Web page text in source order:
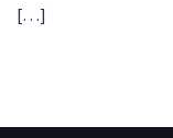
[…]